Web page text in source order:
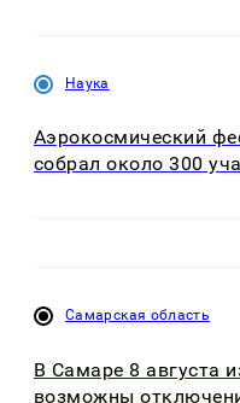
Наука
Аэрокосмический
собрал около 300
Самарская область
В Самаре 8 августа
возможны